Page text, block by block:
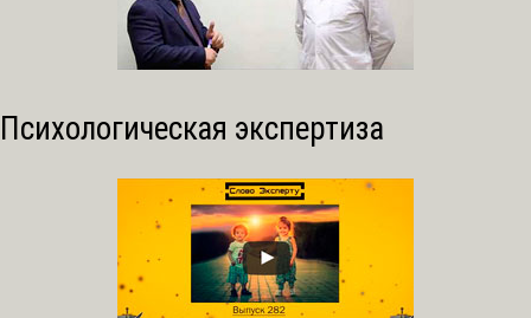
Психологическая экспертиза